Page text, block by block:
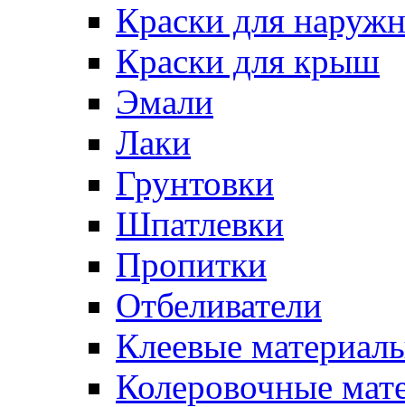
Краски для
Краски для крыш
Эмали
Лаки
Грунтовки
Шпатлевки
Пропитки
Отбеливатели
Клеевые
Колеровочные